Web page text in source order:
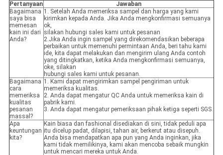
Pertanyaan
Jawaban
Bagaimana
saya bisa
memesan
kain ini dari
Anda?
1. Setelah Anda memeriksa sampel dan harga yang kami
kirimkan kepada Anda. Jika Anda mengkonfirmasi semuanya
ok,
silakan hubungi sales kami untuk pesanan
2.Jika Anda ingin sampel yang direkomendasikan beberapa
perbaikan untuk memenuhi permintaan Anda, beri tahu kami
ide, kita dapat melakukan dan mengirim ulang Anda contoh
yang ditingkatkan, ketika Anda mengkonfirmasi semuanya,
oke, silakan
hubungi sales kami untuk pesanan.
Bagaimana
cara
memeriksa
kualitas
pesanan
massal?
1. Kami dapat mengirimkan sampel pengiriman untuk
memeriksa kualitas.
2. Anda dapat mengatur QC Anda untuk memeriksa kain di
pabrik kami.
3. Anda dapat mengatur pemeriksaan pihak ketiga seperti SGS.
Apa
keuntungan
kita?
Kain biasa dan fashional disediakan di sini, tidak peduli apa
itu dicelup padat, dilapisi, tahan air, berkerut atau disepuh.
Anda bisa mendapatkan apa pun yang Anda inginkan, jika
kami tidak memilikinya, kami akan mencoba sebaik mungkin
untuk mencari mereka untuk Anda.